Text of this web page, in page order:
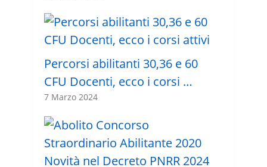
Percorsi abilitanti 30,36 e 60
CFU Docenti, ecco i corsi …
7 Marzo 2024